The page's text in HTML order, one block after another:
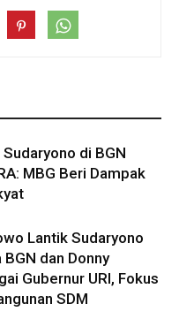
di BGN
MBG Beri Dampak
Lantik Sudaryono
dan Donny
Gubernur URI, Fokus
SDM